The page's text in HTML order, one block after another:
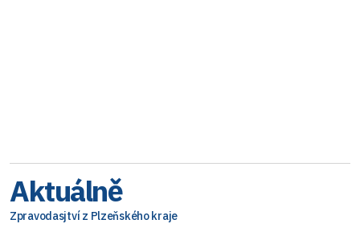
Aktuálně
Zpravodasjtví z Plzeňského kraje